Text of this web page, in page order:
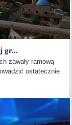
gr...
zawały ramową
ostatecznie